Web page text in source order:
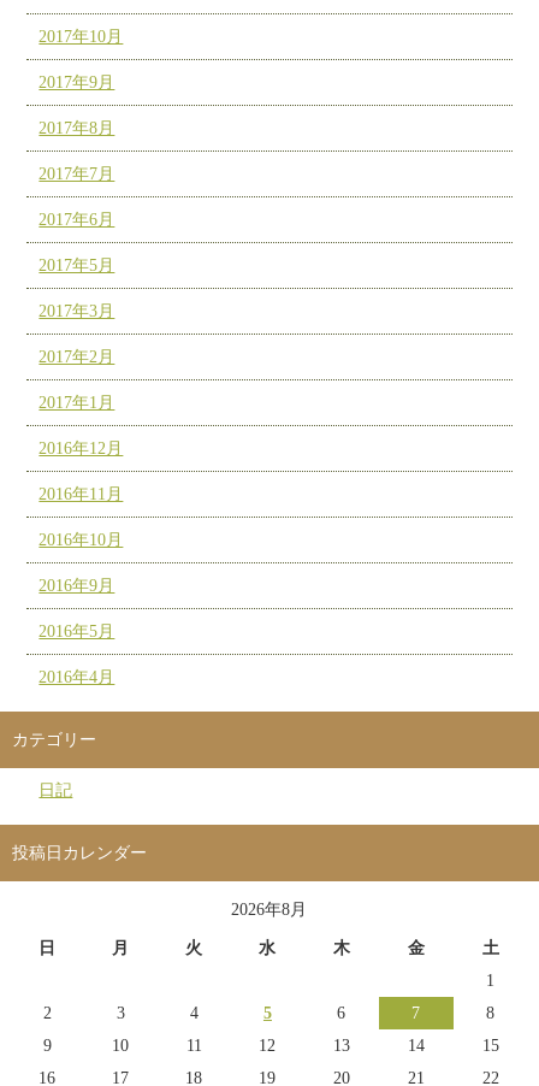
2017年10月
2017年9月
2017年8月
2017年7月
2017年6月
2017年5月
2017年3月
2017年2月
2017年1月
2016年12月
2016年11月
2016年10月
2016年9月
2016年5月
2016年4月
カテゴリー
日記
投稿日カレンダー
2026年8月
日 月 火 水 木 金
土
1
2
3 4 5 6 7
8
9
10 11 12 13 14
15
16
17 18 19 20 21 22